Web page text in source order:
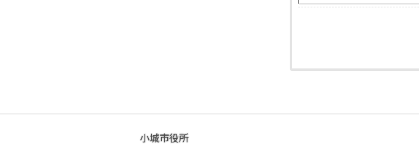
小城市役所